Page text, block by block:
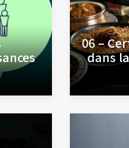
06 –
dans